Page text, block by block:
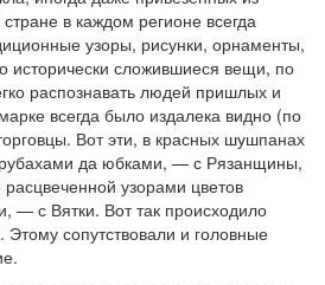
в каждом регионе всегда
узоры, рисунки, орнаменты,
исторически сложившиеся вещи, по
распознавать людей пришлых и
всегда было издалека видно (по
Вот эти, в красных шушпанах
да юбками, — с Рязанщины,
узорами цветов
— с Вятки. Вот так происходило
сопутствовали и головные